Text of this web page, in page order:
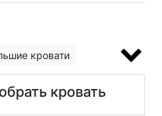
кровати
кровать